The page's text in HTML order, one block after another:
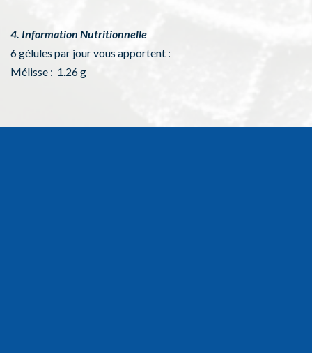
4. Information Nutritionnelle
6 gélules par jour vous apportent :
Mélisse : 1.26 g